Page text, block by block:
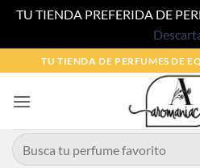
TU TIENDA PREFERIDA DE
al
contenido
TU TIENDA DE PERFUMES DE
Buscar
por: